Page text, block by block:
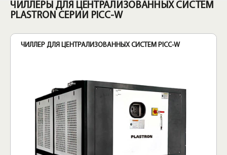
ЧИЛЛЕРЫ ДЛЯ ЦЕНТРАЛИЗОВАННЫХ СИСТЕМ
PLASTRON СЕРИИ PICC-W
ЧИЛЛЕР ДЛЯ ЦЕНТРАЛИЗОВАННЫХ СИСТЕМ PICC-W